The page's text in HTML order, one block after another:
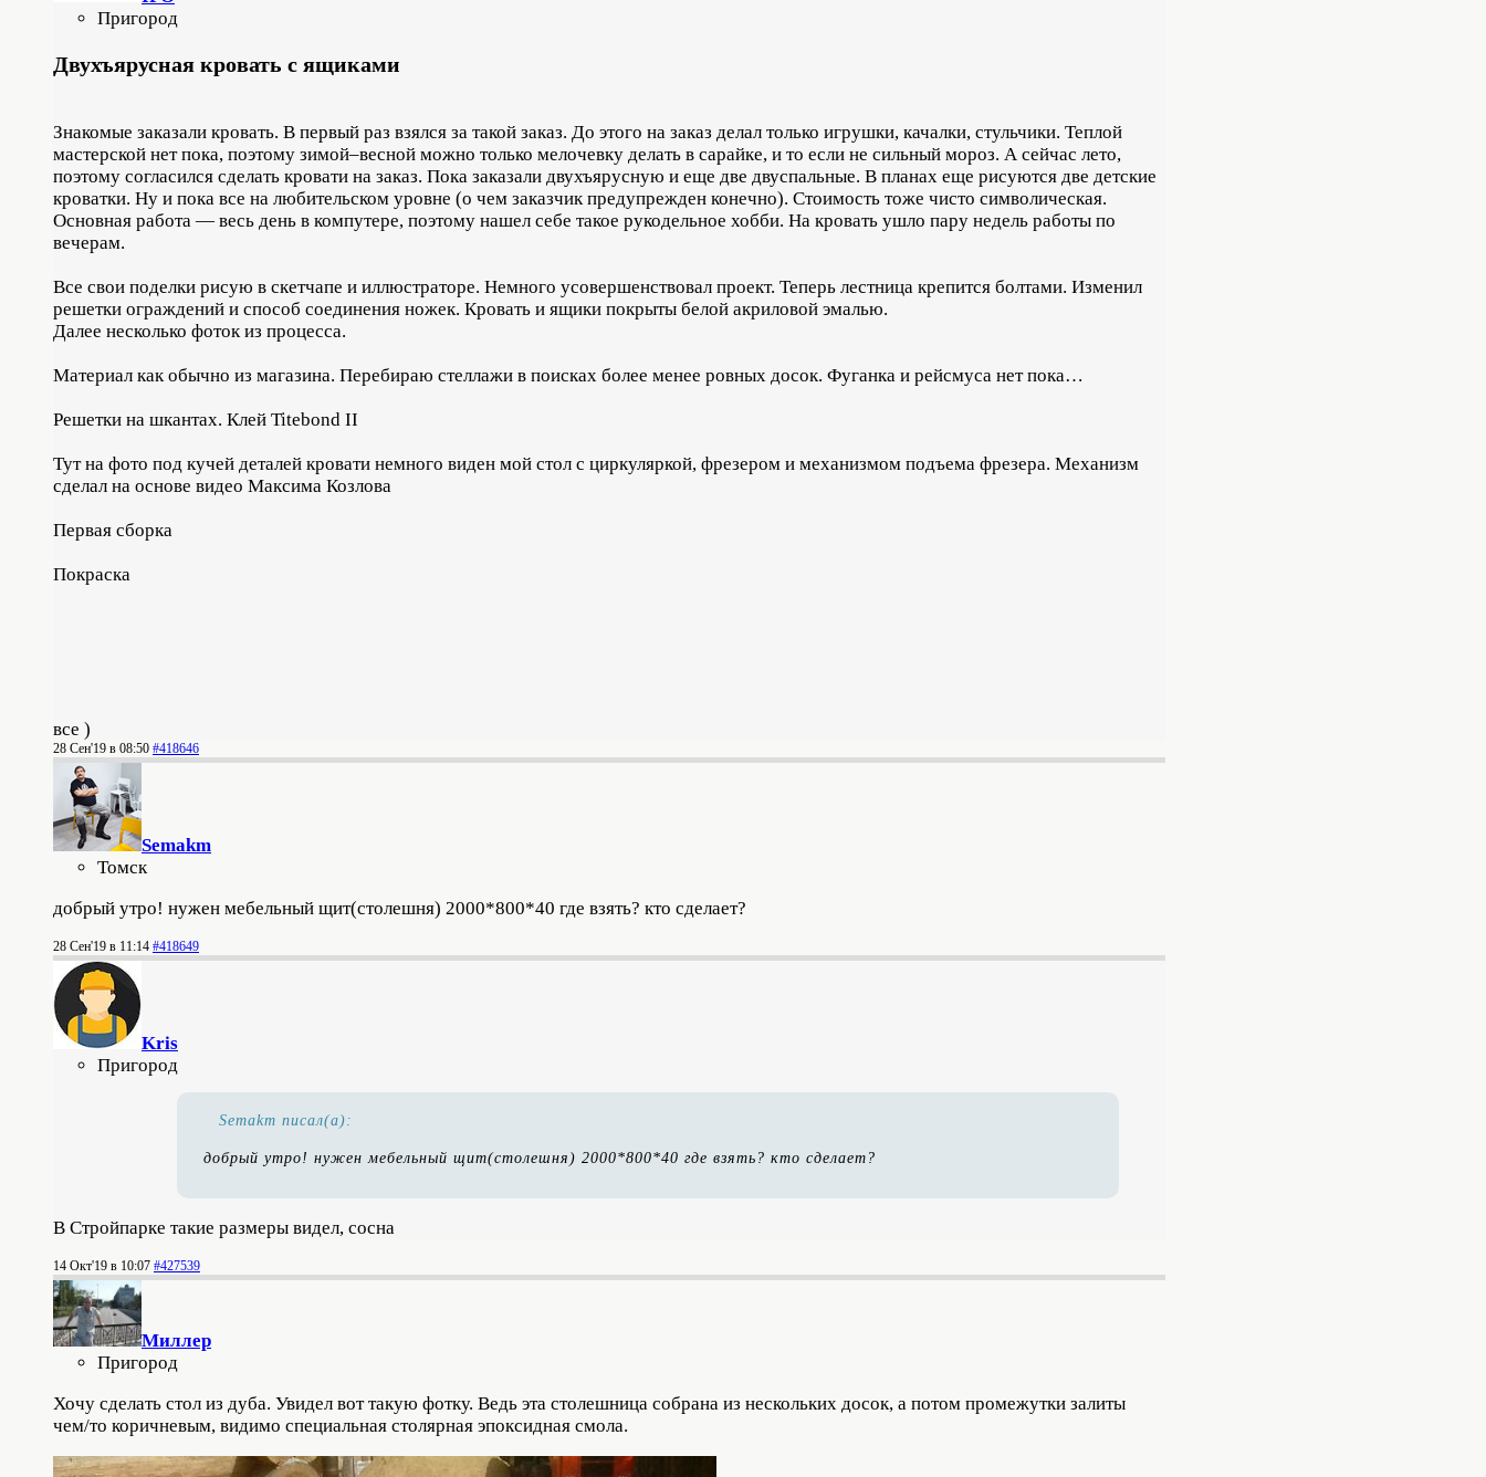
Пригород
Двухъярусная кровать с ящиками
Знакомые заказали кровать. В первый раз взялся за такой заказ. До этого на заказ делал только игрушки, качалки, стульчики. Теплой
мастерской нет пока, поэтому зимой–весной можно только мелочевку делать в сарайке, и то если не сильный мороз. А сейчас лето,
поэтому согласился сделать кровати на заказ. Пока заказали двухъярусную и еще две двуспальные. В планах еще рисуются две детские
кроватки. Ну и пока все на любительском уровне (о чем заказчик предупрежден конечно). Стоимость тоже чисто символическая.
Основная работа — весь день в компутере, поэтому нашел себе такое рукодельное хобби. На кровать ушло пару недель работы по
вечерам.
Все свои поделки рисую в скетчапе и иллюстраторе. Немного усовершенствовал проект. Теперь лестница крепится болтами. Изменил
решетки ограждений и способ соединения ножек. Кровать и ящики покрыты белой акриловой эмалью.
Далее несколько фоток из процесса.
Материал как обычно из магазина. Перебираю стеллажи в поисках более менее ровных досок. Фуганка и рейсмуса нет пока…
Решетки на шкантах. Клей Titebond II
Тут на фото под кучей деталей кровати немного виден мой стол с циркуляркой, фрезером и механизмом подъема фрезера. Механизм
сделал на основе видео Максима Козлова
Первая сборка
Покраска
все )
28 Сен'19 в 08:50 #418646
Semakm
Томск
добрый утро! нужен мебельный щит(столешня) 2000*800*40 где взять? кто сделает?
28 Сен'19 в 11:14 #418649
Kris
Пригород
Semakm писал(а):
добрый утро! нужен мебельный щит(столешня) 2000*800*40 где взять? кто сделает?
В Стройпарке такие размеры видел, сосна
14 Окт'19 в 10:07 #427539
Миллер
Пригород
Хочу сделать стол из дуба. Увидел вот такую фотку. Ведь эта столешница собрана из нескольких досок, а потом промежутки залиты
чем/то коричневым, видимо специальная столярная эпоксидная смола.